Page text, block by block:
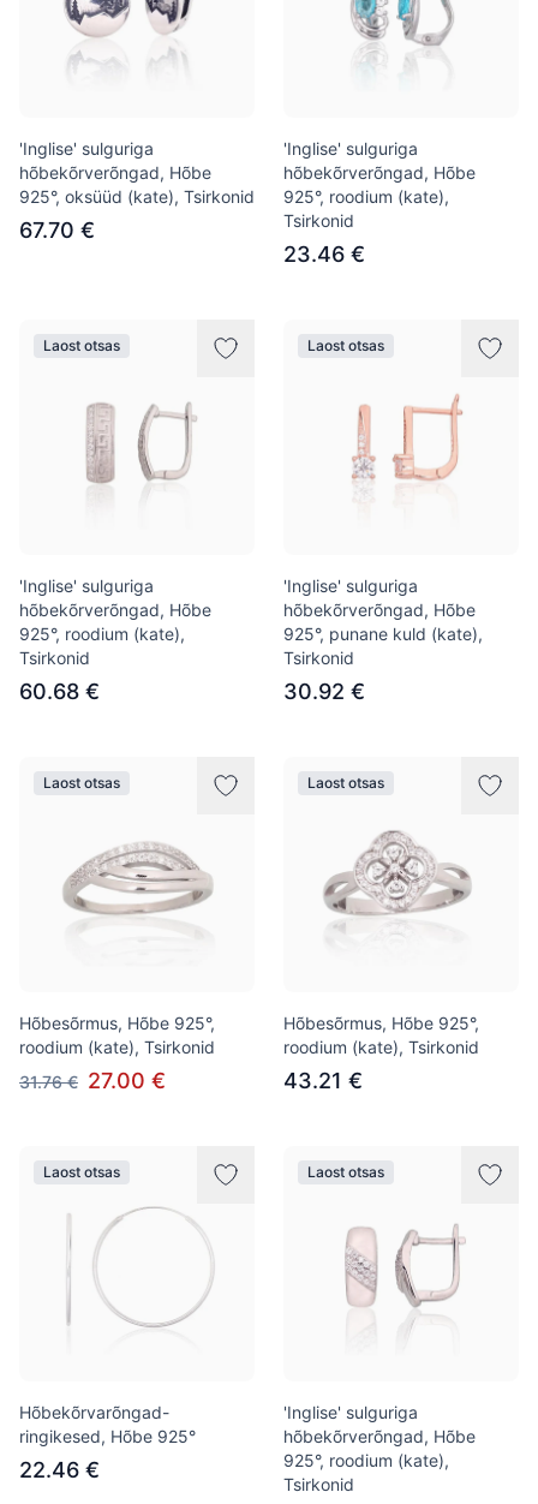
'Inglise' sulguriga
hõbekõrverõngad, Hõbe
925°, oksüüd (kate), Tsirkonid
67.70 €
'Inglise' sulguriga
hõbekõrverõngad, Hõbe
925°, roodium (kate),
Tsirkonid
23.46 €
Laost otsas
'Inglise' sulguriga
hõbekõrverõngad, Hõbe
925°, roodium (kate),
Tsirkonid
60.68 €
Laost otsas
'Inglise' sulguriga
hõbekõrverõngad, Hõbe
925°, punane kuld (kate),
Tsirkonid
30.92 €
Laost otsas
Hõbesõrmus, Hõbe 925°,
roodium (kate), Tsirkonid
31.76 € 27.00 €
Laost otsas
Hõbesõrmus, Hõbe 925°,
roodium (kate), Tsirkonid
43.21 €
Laost otsas
Hõbekõrvarõngad-
ringikesed, Hõbe 925°
22.46 €
Laost otsas
'Inglise' sulguriga
hõbekõrverõngad, Hõbe
925°, roodium (kate),
Tsirkonid